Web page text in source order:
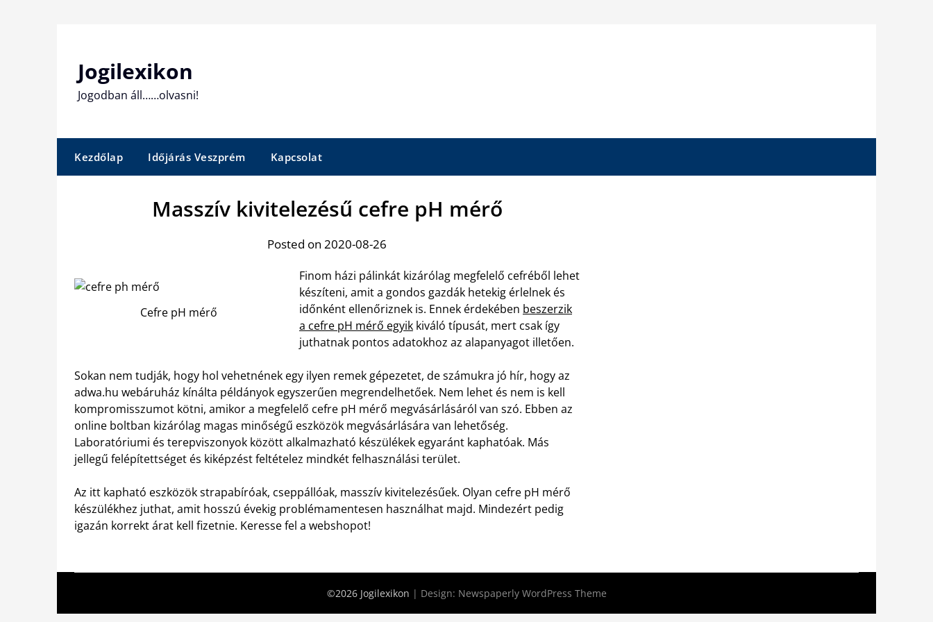
Jogilexikon
Jogodban áll……olvasni!
Kezdőlap Időjárás Veszprém Kapcsolat
Masszív kivitelezésű cefre pH mérő
Posted on 2020-08-26
Cefre pH mérő
Finom házi pálinkát kizárólag megfelelő cefréből lehet
készíteni, amit a gondos gazdák hetekig érlelnek és
időnként ellenőriznek is. Ennek érdekében beszerzik
a cefre pH mérő egyik kiváló típusát, mert csak így
juthatnak pontos adatokhoz az alapanyagot illetően.
Sokan nem tudják, hogy hol vehetnének egy ilyen remek gépezetet, de számukra jó hír, hogy az
adwa.hu webáruház kínálta példányok egyszerűen megrendelhetőek. Nem lehet és nem is kell
kompromisszumot kötni, amikor a megfelelő cefre pH mérő megvásárlásáról van szó. Ebben az
online boltban kizárólag magas minőségű eszközök megvásárlására van lehetőség.
Laboratóriumi és terepviszonyok között alkalmazható készülékek egyaránt kaphatóak. Más
jellegű felépítettséget és kiképzést feltételez mindkét felhasználási terület.
Az itt kapható eszközök strapabíróak, cseppállóak, masszív kivitelezésűek. Olyan cefre pH mérő
készülékhez juthat, amit hosszú évekig problémamentesen használhat majd. Mindezért pedig
igazán korrekt árat kell fizetnie. Keresse fel a webshopot!
©2026 Jogilexikon | Design: Newspaperly WordPress Theme